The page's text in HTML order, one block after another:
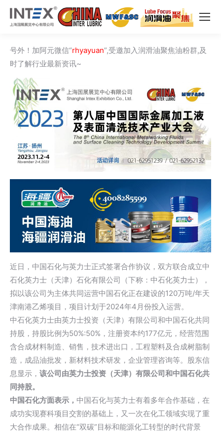
号外！加阿元微信“rhyayuan”,受邀加入润滑油聚焦油粉群,及
时了解行业最新资讯~
近日，中国石化与英力士正式签署合作协议，双方联合成立中
石化英力士（天津）石化有限公司（下称：中石化英力士），
拟以该公司为主体共同运营中国石化正在建设的120万吨/年天
津南港乙烯项目，项目计划于2024年4月份投入运营。
中石化英力士由英力士投资（天津）有限公司和中国石化共同
持股，持股比例为50%:50%，注册资本约177亿元，经营范围
含合成材料制造、销售，技术进出口，工程塑料及合成树脂制
造，成品油批发，新材料技术研发，企业管理咨询等。股东信
息显示， 该公司由英力士投资（天津）有限公司和中国石化共
同持股。
中国石化方面表示， 中国石化与英力士有着多年合作基础，在
成功实现赛科项目交割的基础上，又一次在化工领域实现了重
大合作成果。相信在“双碳”目标和能源化工转型的时代背景